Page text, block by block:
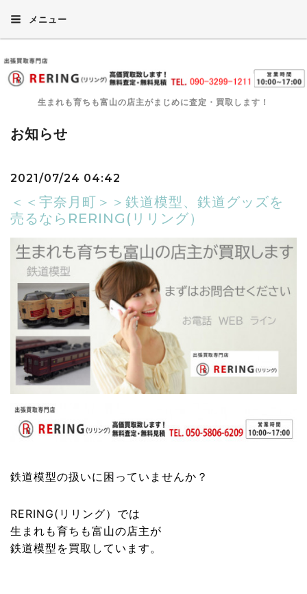
メニュー
生まれも育ちも富山の店主がまじめに査定・買取します！
お知らせ
2021/07/24 04:42
＜＜宇奈月町＞＞鉄道模型、鉄道グッズを
売るならRERING(リリング）
鉄道模型の扱いに困っていませんか？
RERING(リリング） では
生まれも育ちも富山の店主が
鉄道模型 を買取しています。